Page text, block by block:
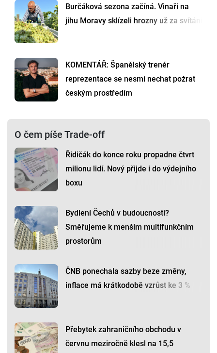
Burčáková sezona začíná. Vinaři na
jihu Moravy sklízeli hrozny už za svítání
KOMENTÁŘ: Španělský trenér
reprezentace se nesmí nechat požrat
českým prostředím
O čem píše Trade-off
Řidičák do konce roku propadne čtvrt
milionu lidí. Nový přijde i do výdejního
boxu
Bydlení Čechů v budoucnosti?
Směřujeme k menším multifunkčním
prostorům
ČNB ponechala sazby beze změny,
inflace má krátkodobě vzrůst ke 3 %
Přebytek zahraničního obchodu v
červnu meziročně klesl na 15,5